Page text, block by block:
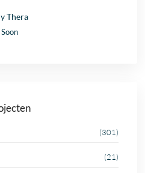
Thera
(301)
(21)